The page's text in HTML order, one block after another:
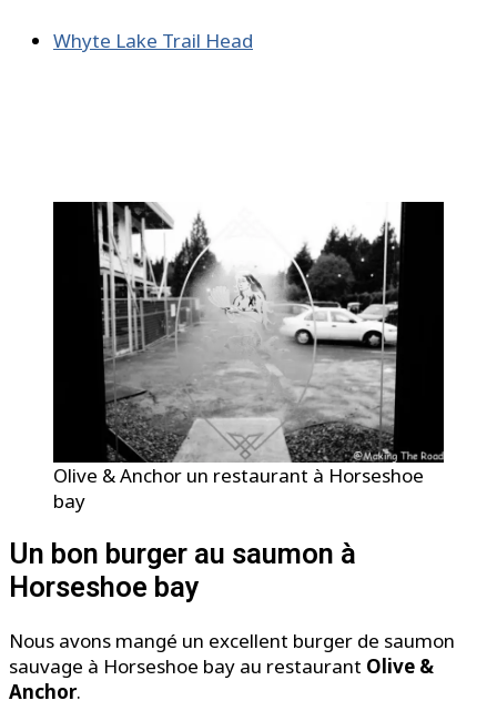
Whyte Lake Trail Head
Olive & Anchor un restaurant à Horseshoe
bay
Un bon burger au saumon à
Horseshoe bay
Nous avons mangé un excellent burger de saumon
sauvage à Horseshoe bay au restaurant Olive &
Anchor.